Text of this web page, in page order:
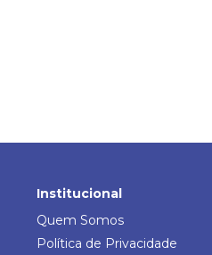
Institucional
Quem Somos
Política de Privacidade